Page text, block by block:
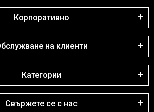
Корпоративно
на клиенти
Категории
Свържете се с нас